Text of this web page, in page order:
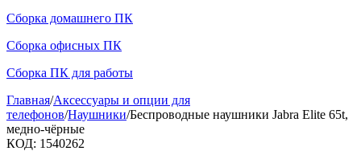
Сборка домашнего ПК
Сборка офисных ПК
Сборка ПК для работы
Главная/Аксессуары и опции для
телефонов/Наушники/Беспроводные наушники Jabra Elite 65t,
медно-чёрные
КОД: 1540262